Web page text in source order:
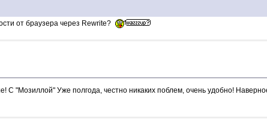
от браузера через Rewrite?
"Мозиллой" Уже полгода, честно никаких поблем, очень удобно!